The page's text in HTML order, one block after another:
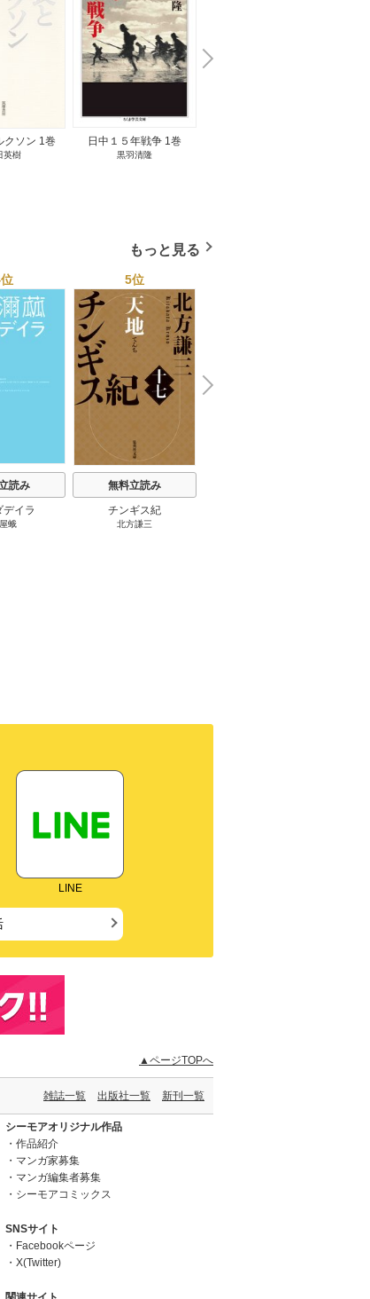
クソン 1巻
英樹
日中１５年戦争 1巻
黒羽清隆
N
e
x
t
もっと見る
読み
デイラ
蛾
5位
無料立読み
チンギス紀
北方謙三
N
x
LINE
▲ページTOPへ
雑誌一覧 出版社一覧 新刊一覧
シーモアオリジナル作品
作品紹介
マンガ家募集
マンガ編集者募集
シーモアコミックス
SNSサイト
Facebookページ
X(Twitter)